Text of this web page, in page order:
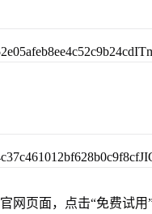
网页面，点击“免费试